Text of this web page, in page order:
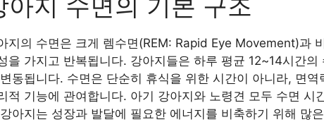
지의 수면은 크게 렘수면(REM: Rapid Eye Movement)과
을 가지고 반복됩니다. 강아지들은 하루 평균 12~14시간
동됩니다. 수면은 단순히 휴식을 위한 시간이 아니라, 면
적 기능에 관여합니다. 아기 강아지와 노령견 모두 수면
아지는 성장과 발달에 필요한 에너지를 비축하기 위해 많